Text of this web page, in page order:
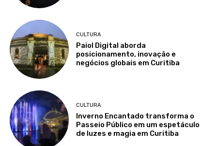
CULTURA
Paiol Digital aborda
posicionamento, inovação e
negócios globais em Curitiba
CULTURA
Inverno Encantado transforma o
Passeio Público em um espetáculo
de luzes e magia em Curitiba